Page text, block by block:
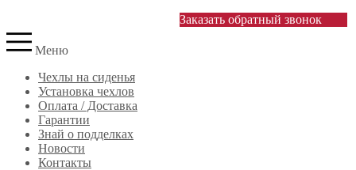
Заказать обратный звонок
Меню
Чехлы на сиденья
Установка чехлов
Оплата / Доставка
Гарантии
Знай о подделках
Новости
Контакты